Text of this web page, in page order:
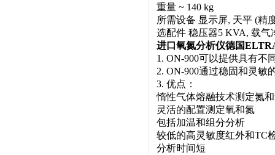
重量 ~ 140 kg
所需设备 显示屏, 天平 (精
选配件 稳压器5 KVA, 载气
进口氧氮分析仪德国
1. ON-900可以提供具有不
2. ON-900通过稳固和灵敏
3. 优点：
惰性气体熔融技术测定氮
灵活的配置测定氧和氮
包括加温和组分分析
较低的高灵敏度红外和TC
分析时间短